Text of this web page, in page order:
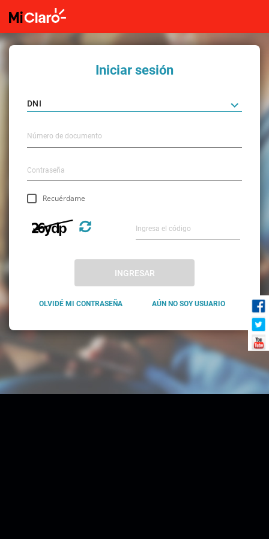
Iniciar sesión
Recuérdame
INGRESAR
OLVIDÉ MI CONTRASEÑA AÚN NO SOY USUARIO